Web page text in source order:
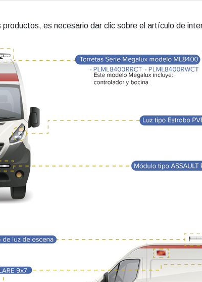
productos, es necesario dar clic sobre el artículo de